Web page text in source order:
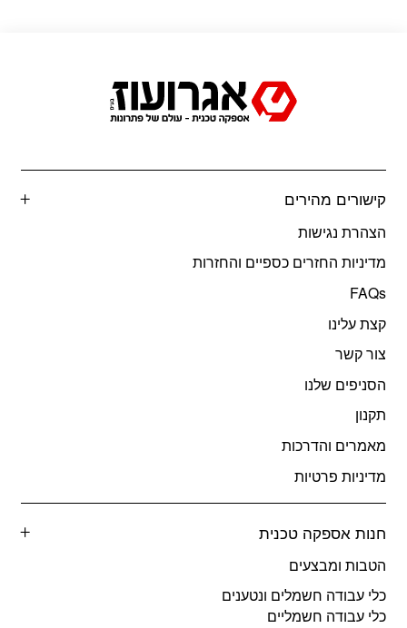
קישורים מהירים
הצהרת נגישות
מדיניות החזרים כספיים והחזרות
FAQs
קצת עלינו
צור קשר
הסניפים שלנו
תקנון
מאמרים והדרכות
מדיניות פרטיות
חנות אספקה טכנית
הטבות ומבצעים
כלי עבודה חשמלים ונטענים
כלי עבודה חשמליים